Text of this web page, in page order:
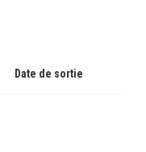
Date de sortie